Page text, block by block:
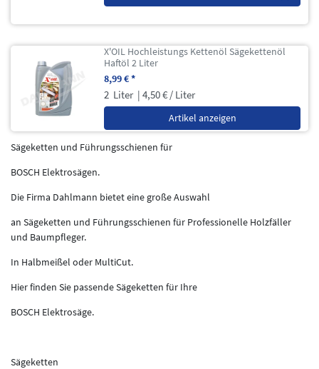
X'OIL Hochleistungs Kettenöl Sägekettenöl
Haftöl 2 Liter
8,99 € *
2 Liter | 4,50 € / Liter
Artikel anzeigen
Sägeketten und Führungsschienen für
BOSCH Elektrosägen.
Die Firma Dahlmann bietet eine große Auswahl
an Sägeketten und Führungsschienen für Professionelle Holzfäller
und Baumpfleger.
In Halbmeißel oder MultiCut.
Hier finden Sie passende Sägeketten für Ihre
BOSCH Elektrosäge.
Sägeketten